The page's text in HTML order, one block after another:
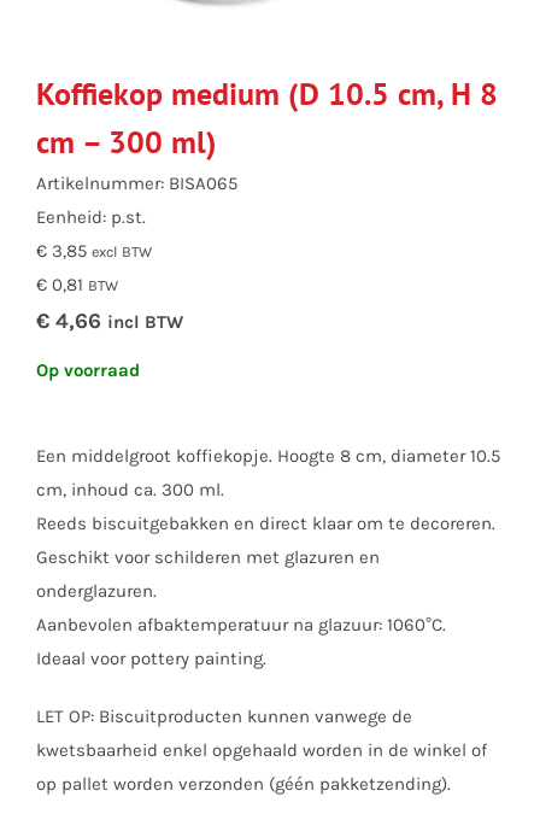
Koffiekop medium (D 10.5 cm, H 8
cm – 300 ml)
Artikelnummer: BISA065
Eenheid: p.st.
€ 3,85 excl BTW
€ 0,81 BTW
€ 4,66 incl BTW
Op voorraad
Een middelgroot koffiekopje. Hoogte 8 cm, diameter 10.5
cm, inhoud ca. 300 ml.
Reeds biscuitgebakken en direct klaar om te decoreren.
Geschikt voor schilderen met glazuren en
onderglazuren.
Aanbevolen afbaktemperatuur na glazuur: 1060°C.
Ideaal voor pottery painting.
LET OP: Biscuitproducten kunnen vanwege de
kwetsbaarheid enkel opgehaald worden in de winkel of
op pallet worden verzonden (géén pakketzending).